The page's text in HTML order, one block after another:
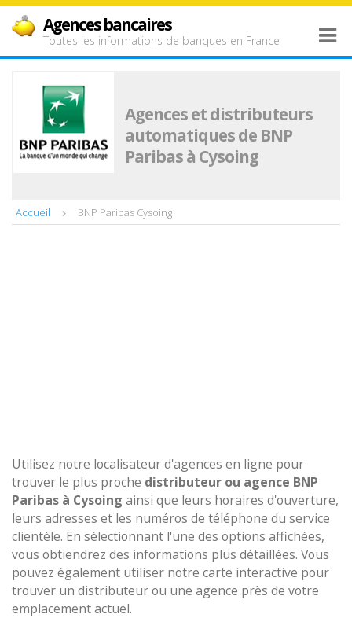
Agences bancaires
Toutes les informations de banques en France
Agences et distributeurs
automatiques de BNP
Paribas à Cysoing
Accueil BNP Paribas Cysoing
Utilisez notre localisateur d'agences en ligne pour
trouver le plus proche distributeur ou agence BNP
Paribas à Cysoing ainsi que leurs horaires d'ouverture,
leurs adresses et les numéros de téléphone du service
clientèle. En sélectionnant l'une des options affichées,
vous obtiendrez des informations plus détaillées. Vous
pouvez également utiliser notre carte interactive pour
trouver un distributeur ou une agence près de votre
emplacement actuel.